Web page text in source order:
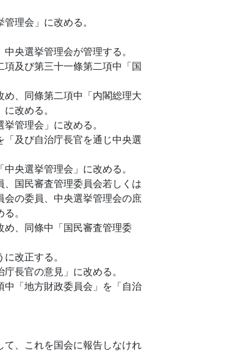
理会」に改める。
央選挙管理会が管理する。
及び第三十一條第二項中「国
、同條第二項中「内閣総理大
改める。
管理会」に改める。
及び自治庁長官を通じ中央選
央選挙管理会」に改める。
国民審査管理委員会若しくは
の委員、中央選挙管理会の庶
。
、同條中「国民審査管理委
改正する。
長官の意見」に改める。
「地方財政委員会」を「自治
、これを国会に報告しなけれ